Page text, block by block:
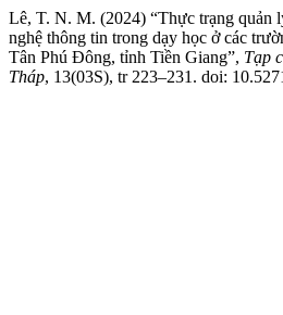
Lê, T. N. M. (2024) “Thực trạng quản
nghệ thông tin trong dạy học ở các
Tân Phú Đông, tỉnh Tiền Giang”, Tạp
Tháp, 13(03S), tr 223–231. doi: